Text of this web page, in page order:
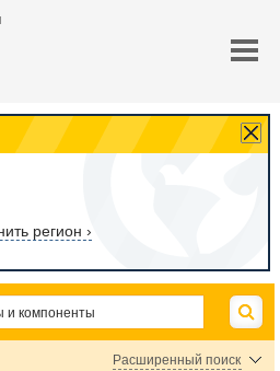
регион ›
Расширенный поиск